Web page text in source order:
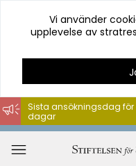
Hoppa
till
innehåll
Vi använder
upplevelse av
Sista ansökningsdag för
dagar